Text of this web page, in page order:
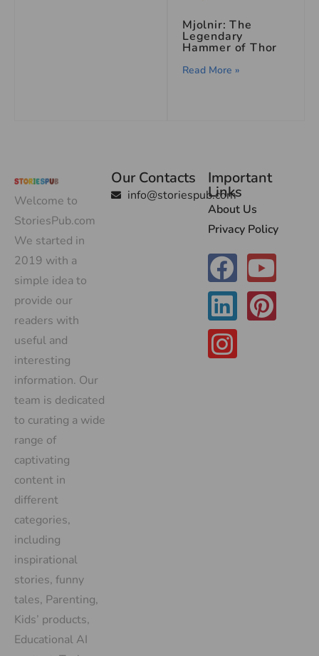
Mjolnir: The
Legendary
Hammer of Thor
Read More »
Welcome to
StoriesPub.com
We started in
2019 with a
simple idea to
provide our
readers with
useful and
interesting
information. Our
team is dedicated
to curating a wide
range of
captivating
content in
different
categories,
including
inspirational
stories, funny
tales, Parenting,
Kids’ products,
Educational AI
Our Contacts
info@storiespub.com
Important
Links
About Us
Privacy Policy